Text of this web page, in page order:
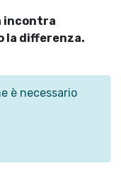
incontra
la differenza.
è necessario